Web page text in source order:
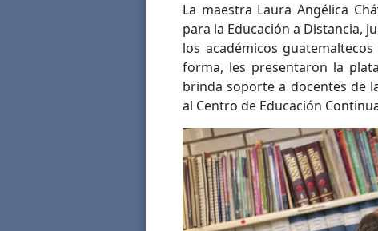
La maestra Laura Angélica
para la Educación a Distancia,
los académicos
forma, les presentaron la
brinda soporte a docentes de
al Centro de Educación